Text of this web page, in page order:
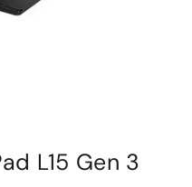
L15 Gen 3